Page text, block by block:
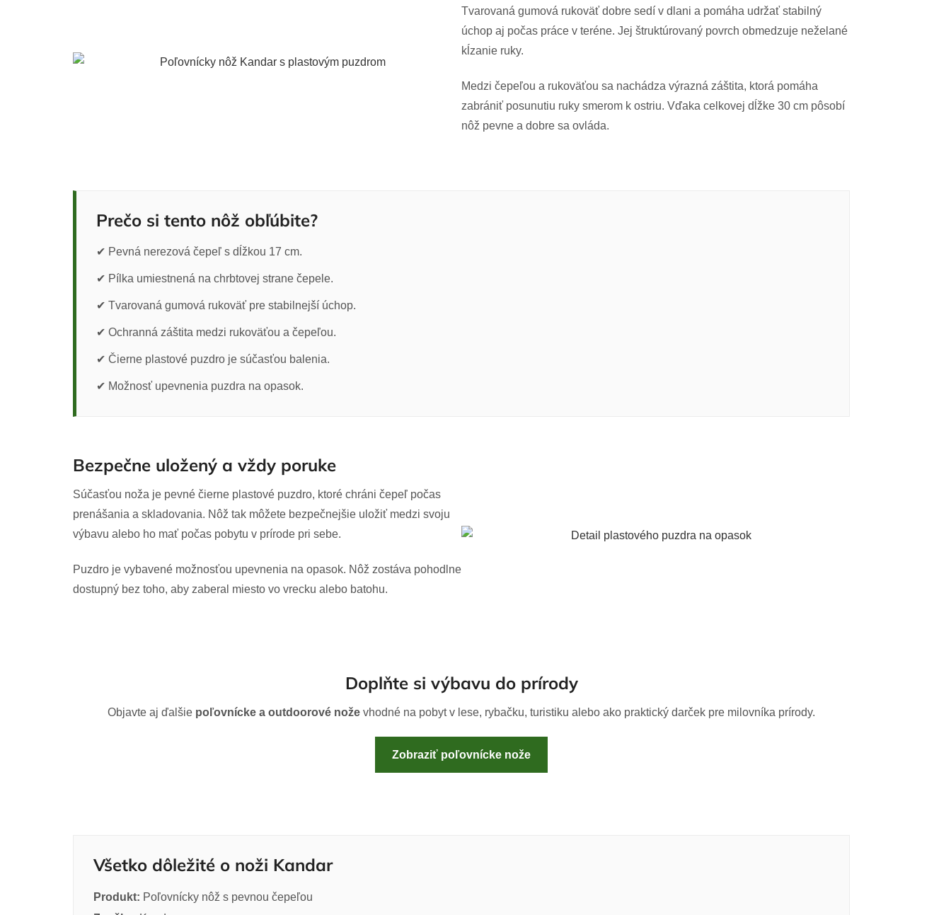
Tvarovaná gumová rukoväť dobre sedí v dlani a pomáha udržať stabilný
úchop aj počas práce v teréne. Jej štruktúrovaný povrch obmedzuje neželané
kĺzanie ruky.
Medzi čepeľou a rukoväťou sa nachádza výrazná záštita, ktorá pomáha
zabrániť posunutiu ruky smerom k ostriu. Vďaka celkovej dĺžke 30 cm pôsobí
nôž pevne a dobre sa ovláda.
Prečo si tento nôž obľúbite?
✔ Pevná nerezová čepeľ s dĺžkou 17 cm.
✔ Pílka umiestnená na chrbtovej strane čepele.
✔ Tvarovaná gumová rukoväť pre stabilnejší úchop.
✔ Ochranná záštita medzi rukoväťou a čepeľou.
✔ Čierne plastové puzdro je súčasťou balenia.
✔ Možnosť upevnenia puzdra na opasok.
Bezpečne uložený a vždy poruke
Súčasťou noža je pevné čierne plastové puzdro, ktoré chráni čepeľ počas
prenášania a skladovania. Nôž tak môžete bezpečnejšie uložiť medzi svoju
výbavu alebo ho mať počas pobytu v prírode pri sebe.
Puzdro je vybavené možnosťou upevnenia na opasok. Nôž zostáva pohodlne
dostupný bez toho, aby zaberal miesto vo vrecku alebo batohu.
Doplňte si výbavu do prírody
Objavte aj ďalšie poľovnícke a outdoorové nože vhodné na pobyt v lese, rybačku, turistiku alebo ako praktický darček pre milovníka prírody.
Zobraziť poľovnícke nože
Všetko dôležité o noži Kandar
Produkt: Poľovnícky nôž s pevnou čepeľou